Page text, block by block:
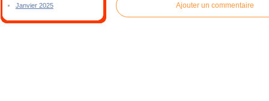
Janvier 2025
Ajouter un commentaire